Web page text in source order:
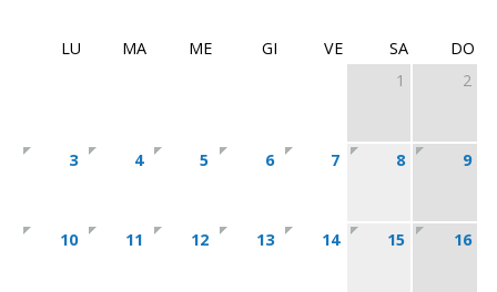
LU MA ME GI VE SA
DO
1
2
3 4 5 6 7 8 9
10 11 12 13 14 15 16